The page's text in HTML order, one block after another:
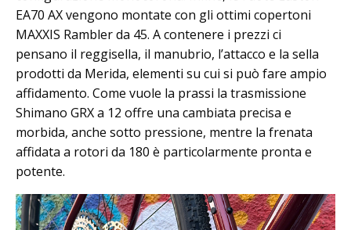
EA70 AX vengono montate con gli ottimi copertoni
MAXXIS Rambler da 45. A contenere i prezzi ci
pensano il reggisella, il manubrio, l’attacco e la sella
prodotti da Merida, elementi su cui si può fare ampio
affidamento. Come vuole la prassi la trasmissione
Shimano GRX a 12 offre una cambiata precisa e
morbida, anche sotto pressione, mentre la frenata
affidata a rotori da 180 è particolarmente pronta e
potente.